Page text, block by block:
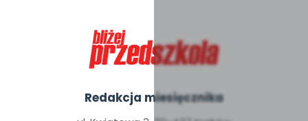
Redakcja miesięcznika